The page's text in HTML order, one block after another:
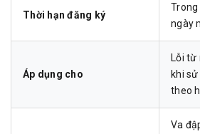
Thời hạn đăng ký
Trong
ngày
Áp dụng cho
Lỗi từ
khi
theo
Va